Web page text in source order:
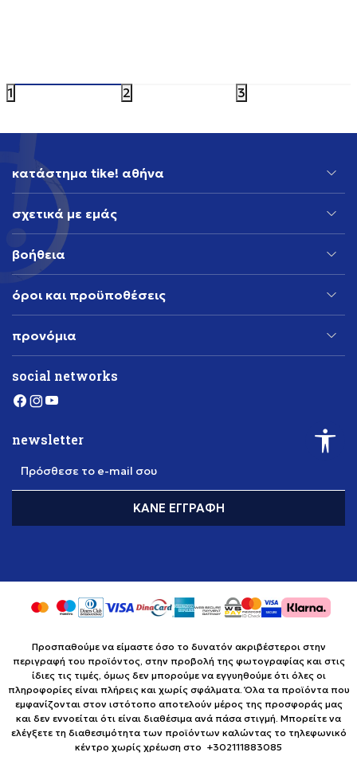
1 2 3
κατάστημα tike! αθήνα
σχετικά με εμάς
βοήθεια
όροι και προϋποθέσεις
προνόμια
social networks
newsletter
Πρόσθεσε το e-mail σου
ΚΆΝΕ ΕΓΓΡΑΦΉ
Προσπαθούμε να είμαστε όσο το δυνατόν ακριβέστεροι στην
περιγραφή του προϊόντος, στην προβολή της φωτογραφίας και στις
ίδιες τις τιμές, όμως δεν μπορούμε να εγγυηθούμε ότι όλες οι
πληροφορίες είναι πλήρεις και χωρίς σφάλματα. Όλα τα προϊόντα που
εμφανίζονται στον ιστότοπο αποτελούν μέρος της προσφοράς μας
και δεν εννοείται ότι είναι διαθέσιμα ανά πάσα στιγμή. Μπορείτε να
ελέγξετε τη διαθεσιμότητα των προϊόντων καλώντας το τηλεφωνικό
κέντρο χωρίς χρέωση στο +302111883085